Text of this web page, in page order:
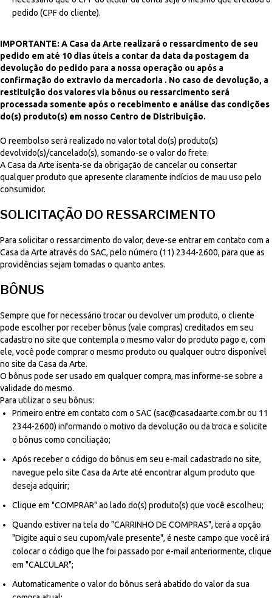
pedido (CPF do cliente).
IMPORTANTE: A Casa da Arte realizará o ressarcimento de seu
pedido em até 10 dias úteis a contar da data da postagem da
devolução do pedido para a nossa operação ou após a
confirmação do extravio da mercadoria . No caso de devolução, a
restituição dos valores via bônus ou ressarcimento será
processada somente após o recebimento e análise das condições
do(s) produto(s) em nosso Centro de Distribuição.
O reembolso será realizado no valor total do(s) produto(s)
devolvido(s)/cancelado(s), somando-se o valor do frete.
A Casa da Arte isenta-se da obrigação de cancelar ou consertar
qualquer produto que apresente claramente indícios de mau uso pelo
consumidor.
SOLICITAÇÃO DO RESSARCIMENTO
Para solicitar o ressarcimento do valor, deve-se entrar em contato com a
Casa da Arte através do SAC, pelo número (11) 2344-2600, para que as
providências sejam tomadas o quanto antes.
BÔNUS
Sempre que for necessário trocar ou devolver um produto, o cliente
pode escolher por receber bônus (vale compras) creditados em seu
cadastro no site que contempla o mesmo valor do produto pago e, com
ele, você pode comprar o mesmo produto ou qualquer outro disponível
no site da Casa da Arte.
O bônus pode ser usado em qualquer compra, mas informe-se sobre a
validade do mesmo.
Para utilizar o seu bônus:
Primeiro entre em contato com o SAC (sac@casadaarte.com.brou 11
2344-2600) informando o motivo da devolução ou da troca e solicite
o bônus como conciliação;
Após receber o código do bônus em seu e-mail cadastrado no site,
navegue pelo site Casa da Arte até encontrar algum produto que
deseja adquirir;
Clique em "COMPRAR" ao lado do(s) produto(s) que você escolheu;
Quando estiver na tela do "CARRINHO DE COMPRAS", terá a opção
"Digite aqui o seu cupom/vale presente", é neste campo que você irá
colocar o código que lhe foi passado por e-mail anteriormente, clique
em "CALCULAR";
Automaticamente o valor do bônus será abatido do valor da sua